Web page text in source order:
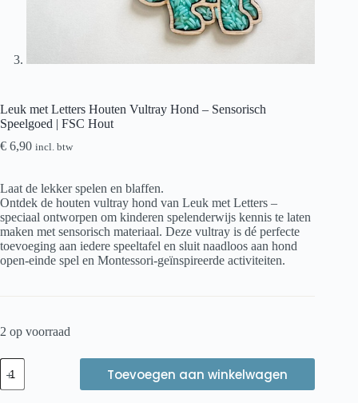
Leuk met Letters Houten Vultray Hond – Sensorisch
Speelgoed | FSC Hout
€ 6,90 incl. btw
Laat de lekker spelen en blaffen.
Ontdek de houten vultray hond van Leuk met Letters –
speciaal ontworpen om kinderen spelenderwijs kennis te laten
maken met sensorisch materiaal. Deze vultray is dé perfecte
toevoeging aan iedere speeltafel en sluit naadloos aan hond
open-einde spel en Montessori-geïnspireerde activiteiten.
2 op voorraad
Leuk
met
Letters
Toevoegen aan winkelwagen